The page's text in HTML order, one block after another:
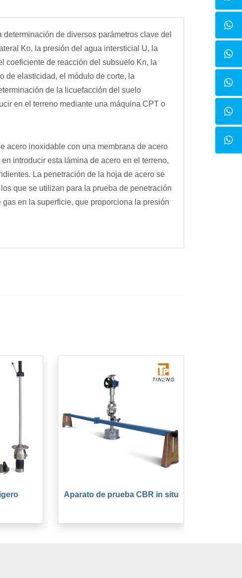
de diversos parámetros clave del
Ko, la presión del agua intersticial U, la
coeficiente de reacción del subsuelo Kn, la
de elasticidad, el módulo de corte, la
de la licuefacción del suelo
en el terreno mediante una máquina CPT o
acero inoxidable con una membrana de acero
introducir esta lámina de acero en el terreno,
La penetración de la hoja de acero se
que se utilizan para la prueba de penetración
en la superficie, que proporciona la presión
Aparato de prueba CBR in situ